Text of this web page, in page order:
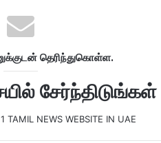
தெரிந்துகொள்ள.
சேர்ந்திடுங்கள்
TAMIL NEWS WEBSITE IN UAE